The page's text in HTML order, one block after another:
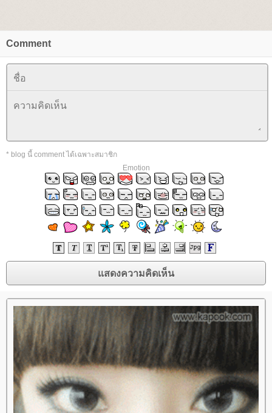
Comment
* blog นี้ comment ได้เฉพาะสมาชิก
Emotion